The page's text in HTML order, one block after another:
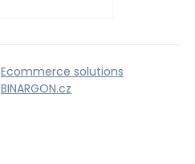
Ecommerce solutions
BINARGON.cz